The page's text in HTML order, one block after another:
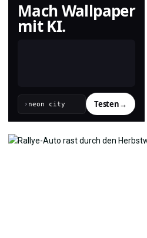
Mach Wallpaper
mit KI.
› Testen